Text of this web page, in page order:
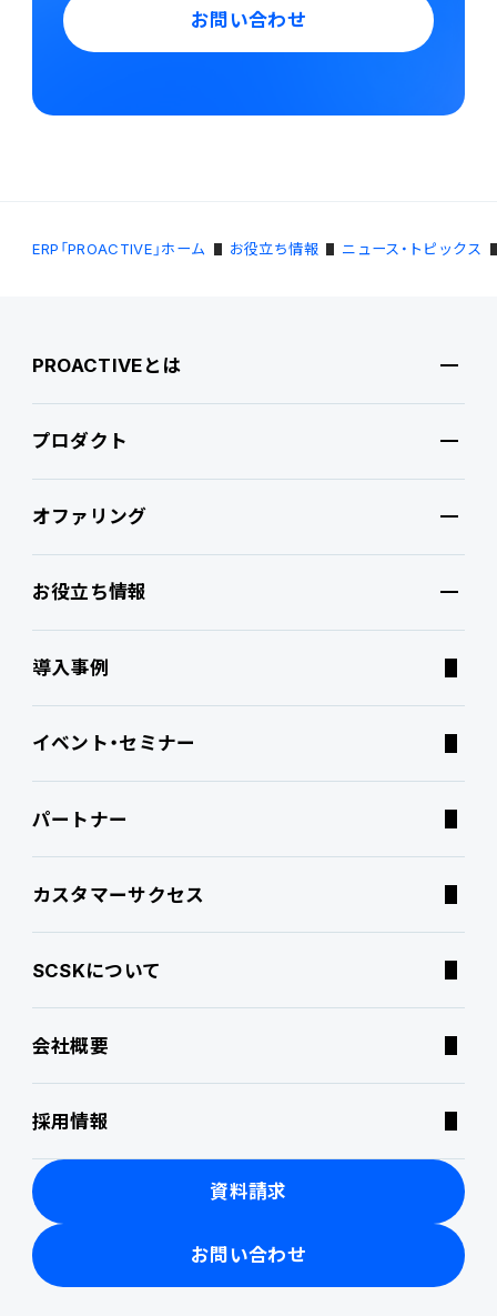
お問い合わせ
ERP「PROACTIVE」ホーム お役立ち情報 ニュース・トピックス
資料請求
お問い合わせ
PROACTIVEとは
PROACTIVEとは
特長・選ばれる理由
ブランドコア
PROACTIVE AI
ATWILL Platform
プロダクト
プロダクト
機能
Fit to Standard
Best Practice
連携ソリューション
サポートサービス
オファリング
オファリング
業務特化型オファリング
業界特化型オファリング
経営課題別オファリング
お役立ち情報
お役立ち情報
資料ダウンロード
よくあるご質問
コラム
特集記事
ニュース・トピックス
製品関連動画
導入事例
イベント・セミナー
パートナー
カスタマーサクセス
SCSKについて
会社概要
採用情報